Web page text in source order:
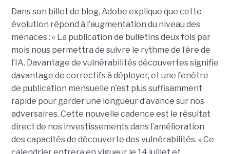
Dans son billet de blog, Adobe explique que cette
évolution répond à l’augmentation du niveau des
menaces : « La publication de bulletins deux fois par
mois nous permettra de suivre le rythme de l’ère de
l’IA. Davantage de vulnérabilités découvertes signifie
davantage de correctifs à déployer, et une fenêtre
de publication mensuelle n’est plus suffisamment
rapide pour garder une longueur d’avance sur nos
adversaires. Cette nouvelle cadence est le résultat
direct de nos investissements dans l’amélioration
des capacités de découverte des vulnérabilités. » Ce